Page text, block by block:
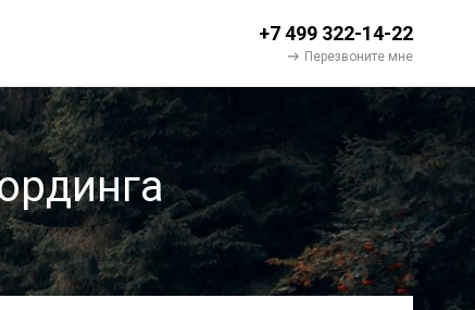
+7 499 322-14-22
Перезвоните мне